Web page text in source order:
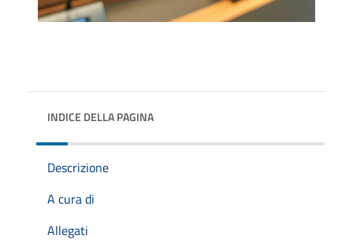
INDICE DELLA PAGINA
Descrizione
A cura di
Allegati